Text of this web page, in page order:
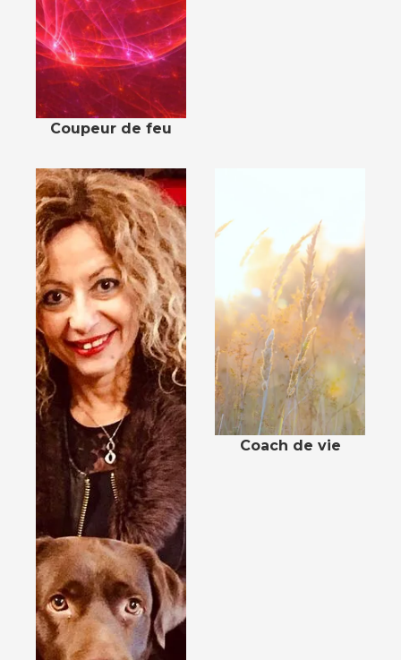
Coupeur de feu
Coach de vie